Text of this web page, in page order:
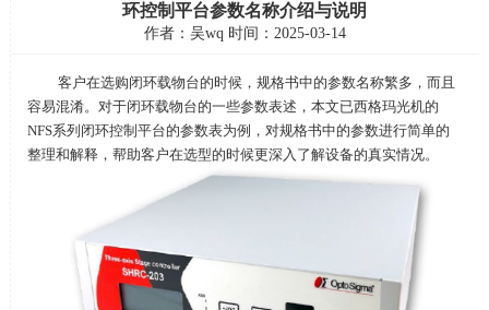
环控制平台参数名称介绍与说明
作者：吴wq 时间：2025-03-14
客户在选购闭环载物台的时候，规格书中的参数名称繁多，而且
容易混淆。对于闭环载物台的一些参数表述，本文已西格玛光机的
NFS系列闭环控制平台的参数表为例，对规格书中的参数进行简单的
整理和解释，帮助客户在选型的时候更深入了解设备的真实情况。